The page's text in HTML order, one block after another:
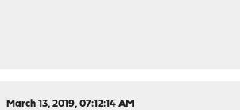
March 13, 2019, 07:12:14 AM